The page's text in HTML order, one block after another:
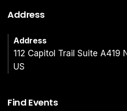
Address
Address
112 Capitol Trail Suite A419
US
Find Events